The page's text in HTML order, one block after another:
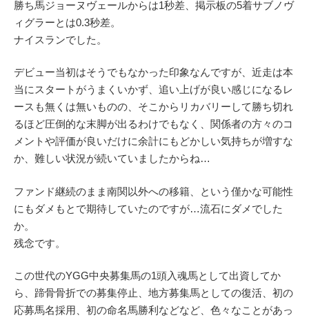
勝ち馬ジョーヌヴェールからは1秒差、掲示板の5着サブノヴ
ィグラーとは0.3秒差。
ナイスランでした。
デビュー当初はそうでもなかった印象なんですが、近走は本
当にスタートがうまくいかず、追い上げが良い感じになるレ
ースも無くは無いものの、そこからリカバリーして勝ち切れ
るほど圧倒的な末脚が出るわけでもなく、関係者の方々のコ
メントや評価が良いだけに余計にもどかしい気持ちが増すな
か、難しい状況が続いていましたからね…
ファンド継続のまま南関以外への移籍、という僅かな可能性
にもダメもとで期待していたのですが…流石にダメでした
か。
残念です。
この世代のYGG中央募集馬の1頭入魂馬として出資してか
ら、蹄骨骨折での募集停止、地方募集馬としての復活、初の
応募馬名採用、初の命名馬勝利などなど、色々なことがあっ